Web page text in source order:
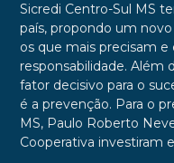
Sicredi Centro-Sul MS
país, propondo um
os que mais precisam e
responsabilidade. Além
fator decisivo para o
é a prevenção. Para o
MS, Paulo Roberto
Cooperativa investiram